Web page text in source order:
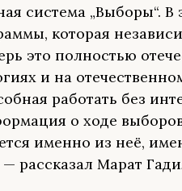
система „Выборы“.
которая
это полностью
и на
работать без
о ходе
именно из неё,
рассказал Марат